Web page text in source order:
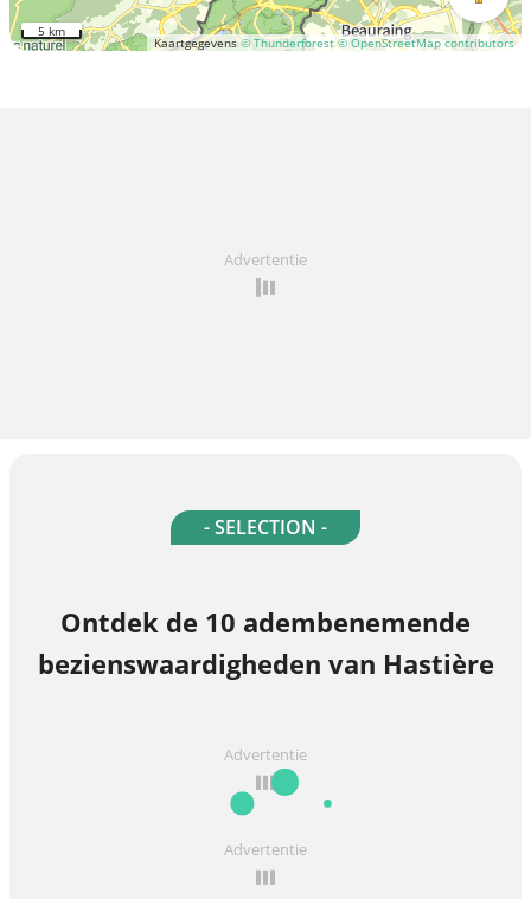
Kaartgegevens© Thunderforest © OpenStreetMap contributors
5 km
Advertentie
- SELECTION -
Ontdek de 10 adembenemende
bezienswaardigheden van Hastière
Advertentie
Advertentie